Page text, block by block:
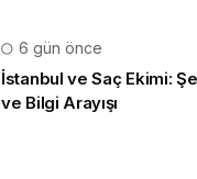
6 gün önce
İstanbul ve Saç Ekimi:
ve Bilgi Arayışı